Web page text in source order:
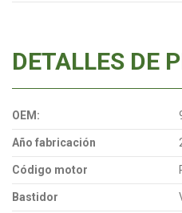
DETALLES DE
OEM:
Año fabricación
Código motor
Bastidor